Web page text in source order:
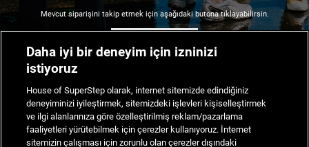
Mevcut siparişini takip etmek için aşağıdaki butona tıklayabilirsin.
Daha iyi bir deneyim için izninizi
istiyoruz
House of SuperStep olarak, internet sitemizde edindiğiniz
deneyiminizi iyileştirmek, sitemizdeki işlevleri kişiselleştirmek
ve ilgi alanlarınıza göre özelleştirilmiş reklam/pazarlama
faaliyetleri yürütebilmek için çerezler kullanıyoruz. İnternet
sitemizin çalışması için zorunlu olan çerezler dışındaki